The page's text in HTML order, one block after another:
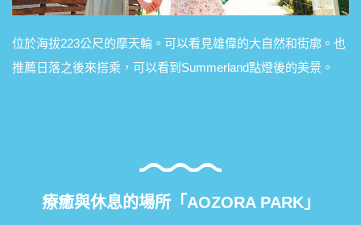
位於海拔223公尺的摩天輪。可以看見雄偉的大自然和街廓。也
推薦日落之後來搭乘，可以看到Summerland點燈後的美景。
療癒與休息的場所「AOZORA PARK」